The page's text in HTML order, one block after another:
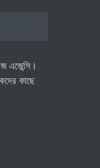
এজেন্সি।
কাছে